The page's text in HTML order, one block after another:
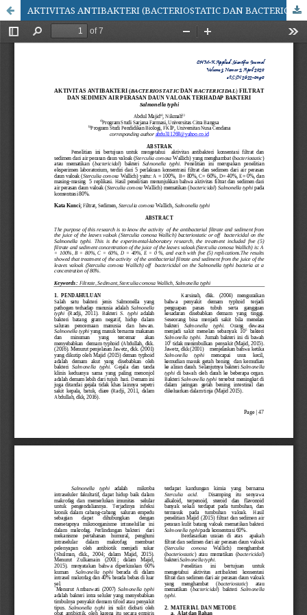
AKTIVITAS ANTIBAKTERI (BACTERIOSTATIC DAN BACTERICIDAL) FILTRAT DAN SEDIMEN AIR PERASAN DAUN VALOAK TERHADAP BAKTERI Salmonella typhi